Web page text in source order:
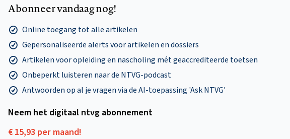
Abonneer vandaag nog!
Online toegang tot alle artikelen
Gepersonaliseerde alerts voor artikelen en dossiers
Artikelen voor opleiding en nascholing mét geaccrediteerde toetsen
Onbeperkt luisteren naar de NTVG-podcast
Antwoorden op al je vragen via de AI-toepassing 'Ask NTVG'
Neem het digitaal ntvg abonnement
€ 15,93 per maand!